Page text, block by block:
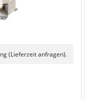
(Lieferzeit anfragen).